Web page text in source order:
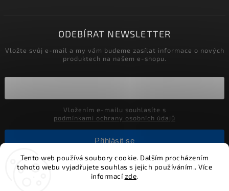
Tento web používá soubory cookie. Dalším procházením
tohoto webu vyjadřujete souhlas s jejich používáním.. Více
informacízde.
ODEBÍRAT NEWSLETTER
Vložte svůj e-mail a my vám budeme zasílat informace o nových
produktech na našem e-shopu.
podmínkami ochrany osobních údajů
Přihlásit se
Alumia.cz - systémy LED osvětlení